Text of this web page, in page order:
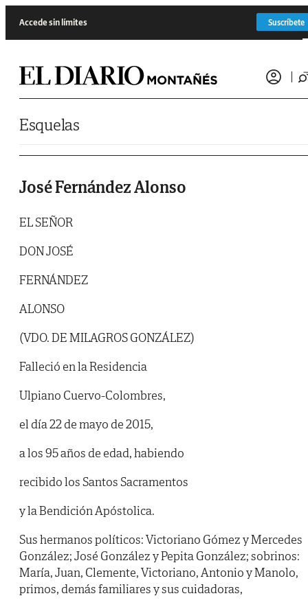
Accede sin límites Suscríbete
Esquelas
José Fernández Alonso
EL SEÑOR
DON JOSÉ
FERNÁNDEZ
ALONSO
(VDO. DE MILAGROS GONZÁLEZ)
Falleció en la Residencia
Ulpiano Cuervo-Colombres,
el día 22 de mayo de 2015,
a los 95 años de edad, habiendo
recibido los Santos Sacramentos
y la Bendición Apóstolica.
Sus hermanos políticos: Victoriano Gómez y Mercedes
González; José González y Pepita González; sobrinos:
María, Juan, Clemente, Victoriano, Antonio y Manolo,
primos, demás familiares y sus cuidadoras,